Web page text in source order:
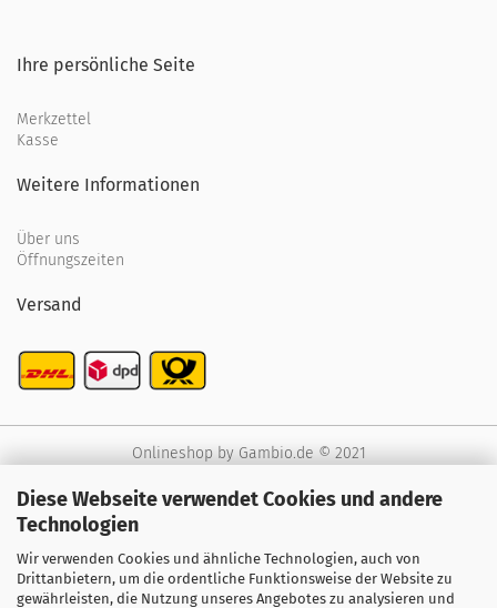
Diese Webseite verwendet Cookies und andere
Technologien
Wir verwenden Cookies und ähnliche Technologien, auch von
Drittanbietern, um die ordentliche Funktionsweise der Website zu
gewährleisten, die Nutzung unseres Angebotes zu analysieren und
Ihre persönliche Seite
Merkzettel
Kasse
Weitere Informationen
Über uns
Öffnungszeiten
Versand
Onlineshopby Gambio.de © 2021